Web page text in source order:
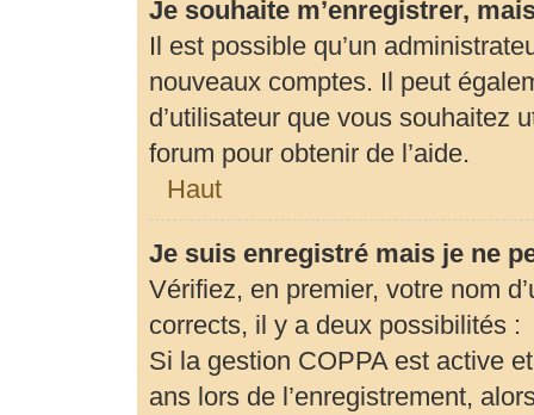
Je souhaite m’enregistrer,
Il est possible qu’un
nouveaux comptes. Il peut
d’utilisateur que vous souhaitez
forum pour obtenir de l’aide.
Haut
Je suis enregistré mais je ne
Vérifiez, en premier, votre nom
corrects, il y a deux possibilités :
Si la gestion COPPA est active
ans lors de l’enregistrement,